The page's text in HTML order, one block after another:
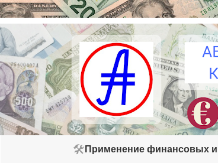
🛠️ Применение финансовых